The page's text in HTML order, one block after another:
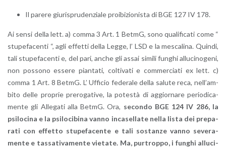
Il pa­re­re giu­ri­spru­den­zia­le proi­bi­zio­ni­sta di BGE 127 IV 178.
Ai sensi della lett. a) comma 3 Art. 1 BetmG, sono qua­li­fi­ca­ti come “
stu­pe­fa­cen­ti “, agli ef­fet­ti della Legge, l’ LSD e la me­sca­li­na. Quin­di,
tali stu­pe­fa­cen­ti e, del pari, anche gli assai si­mi­li fun­ghi al­lu­ci­no­ge­ni,
non pos­so­no es­se­re pian­ta­ti, col­ti­va­ti e com­mer­cia­ti ex lett. c)
comma 1 Art. 8 BetmG. L’ Uf­fi­cio fe­de­ra­le della sa­lu­te reca, nel­l’am­
bi­to delle pro­prie pre­ro­ga­ti­ve, la po­te­stà di ag­gior­na­re pe­rio­di­ca­
men­te gli Al­le­ga­ti alla BetmG. Ora, se­con­do BGE 124 IV 286, la
psi­lo­ci­na e la psi­lo­ci­bi­na vanno in­ca­sel­la­te nella lista dei pre­pa­
ra­ti con ef­fet­to stu­pe­fa­cen­te e tali so­stan­ze vanno se­ve­ra­
men­te e tas­sa­ti­va­men­te vie­ta­te. Ma, pur­trop­po, i fun­ghi al­lu­ci­